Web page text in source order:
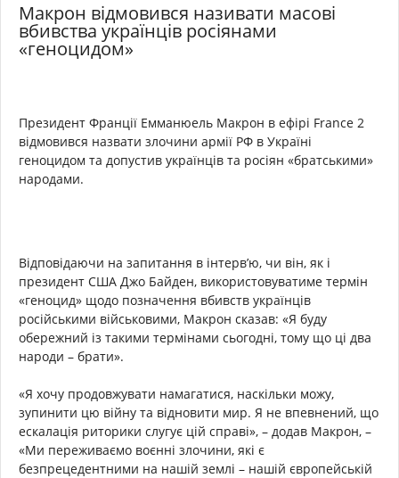
Макрон відмовився називати масові
вбивства українців росіянами
«геноцидом»
Президент Франції Емманюель Макрон в ефірі France 2
відмовився назвати злочини армії РФ в Україні
геноцидом та допустив українців та росіян «братськими»
народами.
Відповідаючи на запитання в інтерв’ю, чи він, як і
президент США Джо Байден, використовуватиме термін
«геноцид» щодо позначення вбивств українців
російськими військовими, Макрон сказав: «Я буду
обережний із такими термінами сьогодні, тому що ці два
народи – брати».
«Я хочу продовжувати намагатися, наскільки можу,
зупинити цю війну та відновити мир. Я не впевнений, що
ескалація риторики слугує цій справі», – додав Макрон, –
«Ми переживаємо воєнні злочини, які є
безпрецедентними на нашій землі – нашій європейській